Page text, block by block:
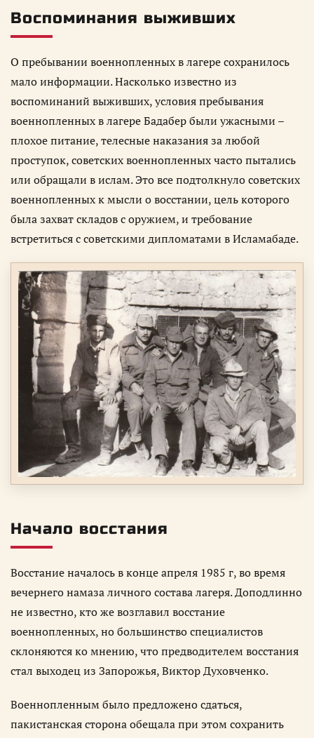
Воспоминания выживших
О пребывании военнопленных в лагере сохранилось
мало информации. Насколько известно из
воспоминаний выживших, условия пребывания
военнопленных в лагере Бадабер были ужасными –
плохое питание, телесные наказания за любой
проступок, советских военнопленных часто пытались
или обращали в ислам. Это все подтолкнуло советских
военнопленных к мысли о восстании, цель которого
была захват складов с оружием, и требование
встретиться с советскими дипломатами в Исламабаде.
Начало восстания
Восстание началось в конце апреля 1985 г, во время
вечернего намаза личного состава лагеря. Доподлинно
не известно, кто же возглавил восстание
военнопленных, но большинство специалистов
склоняются ко мнению, что предводителем восстания
стал выходец из Запорожья, Виктор Духовченко.
Военнопленным было предложено сдаться,
пакистанская сторона обещала при этом сохранить